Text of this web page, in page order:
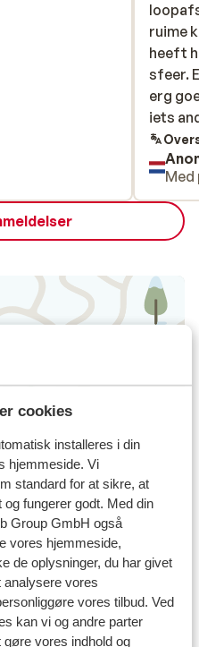
cookies
installeres i din
hjemmeside. Vi
standard for at sikre, at
fungerer godt. Med din
Group GmbH også
vores hjemmeside,
de oplysninger, du har givet
vores
vores tilbud. Ved
kan vi og andre parter
vores indhold og
ruime
heeft
sfeer.
erg
iets
ruime
heeft
sfeer.
erg
iets
meter
kilometer
ca. 600 meter
ca. 300 meter
meter